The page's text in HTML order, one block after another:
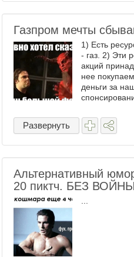
Газпром мечты
1) Есть
- газ. 2) Эти
акций
нее
деньги за
Развернуть
Альтернативный
20 пиктч. БЕЗ